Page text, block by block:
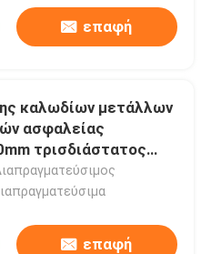
επαφή
καλωδίων μετάλλων
ασφαλείας
τρισδιάστατος
την τετραγωνική θέση
επαφή